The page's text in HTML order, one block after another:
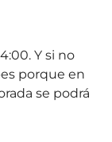
Y si no
porque en
se podrá